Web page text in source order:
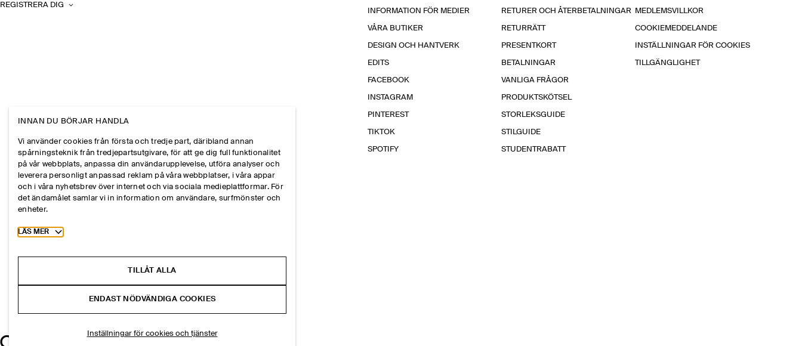
REGISTRERA DIG
INFORMATION FÖR MEDIER
VÅRA BUTIKER
DESIGN OCH HANTVERK
EDITS
FACEBOOK
INSTAGRAM
PINTEREST
TIKTOK
SPOTIFY
RETURER OCH ÅTERBETALNINGAR
RETURRÄTT
PRESENTKORT
BETALNINGAR
VANLIGA FRÅGOR
PRODUKTSKÖTSEL
STORLEKSGUIDE
STILGUIDE
STUDENTRABATT
MEDLEMSVILLKOR
COOKIEMEDDELANDE
INSTÄLLNINGAR FÖR COOKIES
TILLGÄNGLIGHET
INNAN DU BÖRJAR HANDLA
Vi använder cookies från första och tredje part, däribland annan
spårningsteknik från tredjepartsutgivare, för att ge dig full funktionalitet
på vår webbplats, anpassa din användarupplevelse, utföra analyser och
leverera personligt anpassad reklam på våra webbplatser, i våra appar
och i våra nyhetsbrev över internet och via sociala medieplattformar. För
det ändamålet samlar vi in information om användare, surfmönster och
enheter.
Toggle more cookie information
LÄS MER
TILLÅT ALLA
ENDAST NÖDVÄNDIGA COOKIES
Inställningar för cookies och tjänster